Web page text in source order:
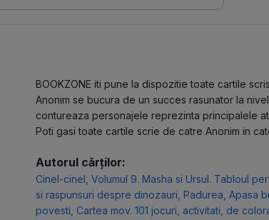
BOOKZONE iti pune la dispozitie toate cartile
Anonim se bucura de un succes rasunator la
contureaza personajele reprezinta principalele
Poti gasi toate cartile scrie de catre Anonim in
Autorul cărților:
Cinel-cinel Volumul 9. Masha si Ursul. Tabloul
si raspunsuri despre dinozauri Padurea Apasa
povesti Cartea mov. 101 jocuri, activitati, de